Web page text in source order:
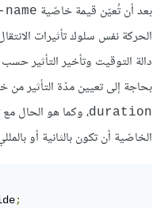
بعد أن تُعيّن قيمة خاصّية
الحركة نفس سلوك تأثيرات
دالة التوقيت وتأخير التأثير حسب
بحاجة إلى تعيين مدّة التأثير
duration، وكما هو الحال مع
الخاصّية أن تكون بالثانية أو
;